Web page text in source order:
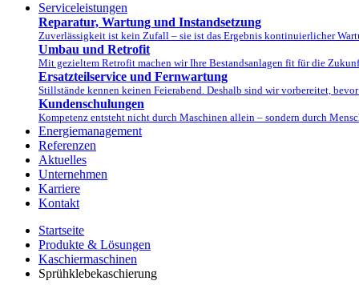
Serviceleistungen
Reparatur, Wartung und Instandsetzung
Zuverlässigkeit ist kein Zufall – sie ist das Ergebnis kontinuierlicher
Umbau und Retrofit
Mit gezieltem Retrofit machen wir Ihre Bestandsanlagen fit für die
Ersatzteilservice und Fernwartung
Stillstände kennen keinen Feierabend. Deshalb sind wir vorbereitet,
Kundenschulungen
Kompetenz entsteht nicht durch Maschinen allein – sondern durch
Energiemanagement
Referenzen
Aktuelles
Unternehmen
Karriere
Kontakt
Startseite
Produkte & Lösungen
Kaschiermaschinen
Sprühklebekaschierung